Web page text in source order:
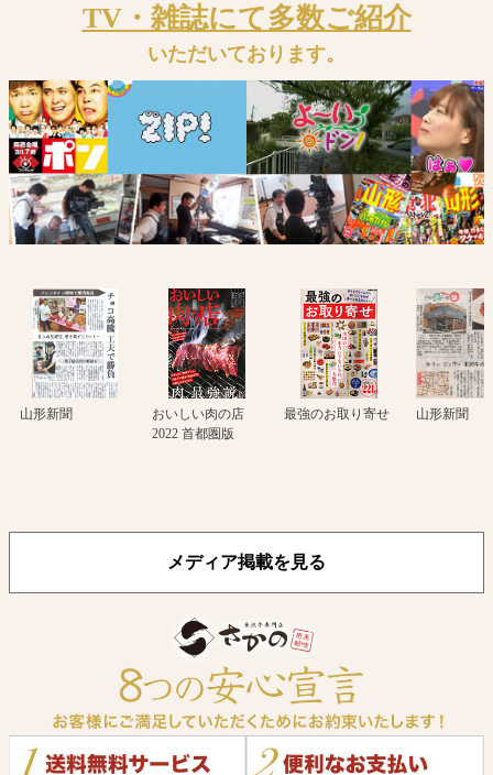
TV・雑誌にて多数ご紹介
いただいております。
山形新聞
おいしい肉の店
2022 首都圏版
最強のお取り寄せ 山形新聞
メディア掲載を見る